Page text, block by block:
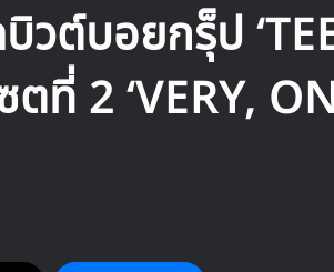
วต์บอยกรุ็ป
ที่ 2 ‘VERY,